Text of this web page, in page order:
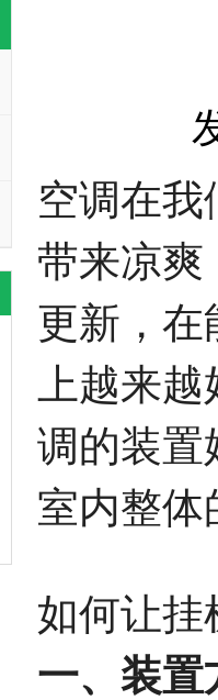
空调在
带来凉爽
更新，在
上越来
调的装置
室内整体
如何让挂
一、装置